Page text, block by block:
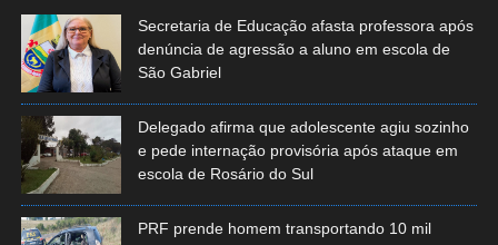
Secretaria de Educação afasta professora após
denúncia de agressão a aluno em escola de
São Gabriel
Delegado afirma que adolescente agiu sozinho
e pede internação provisória após ataque em
escola de Rosário do Sul
PRF prende homem transportando 10 mil